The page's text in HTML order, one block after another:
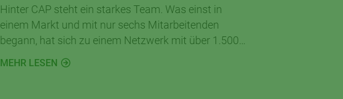
Hinter CAP steht ein starkes Team. Was einst in
einem Markt und mit nur sechs Mitarbeitenden
begann, hat sich zu einem Netzwerk mit über 1.500
Menschen entwickelt, die täglich ihren Beitrag zur
Erfolgsgeschichte von CAP leisten.
MEHR LESEN